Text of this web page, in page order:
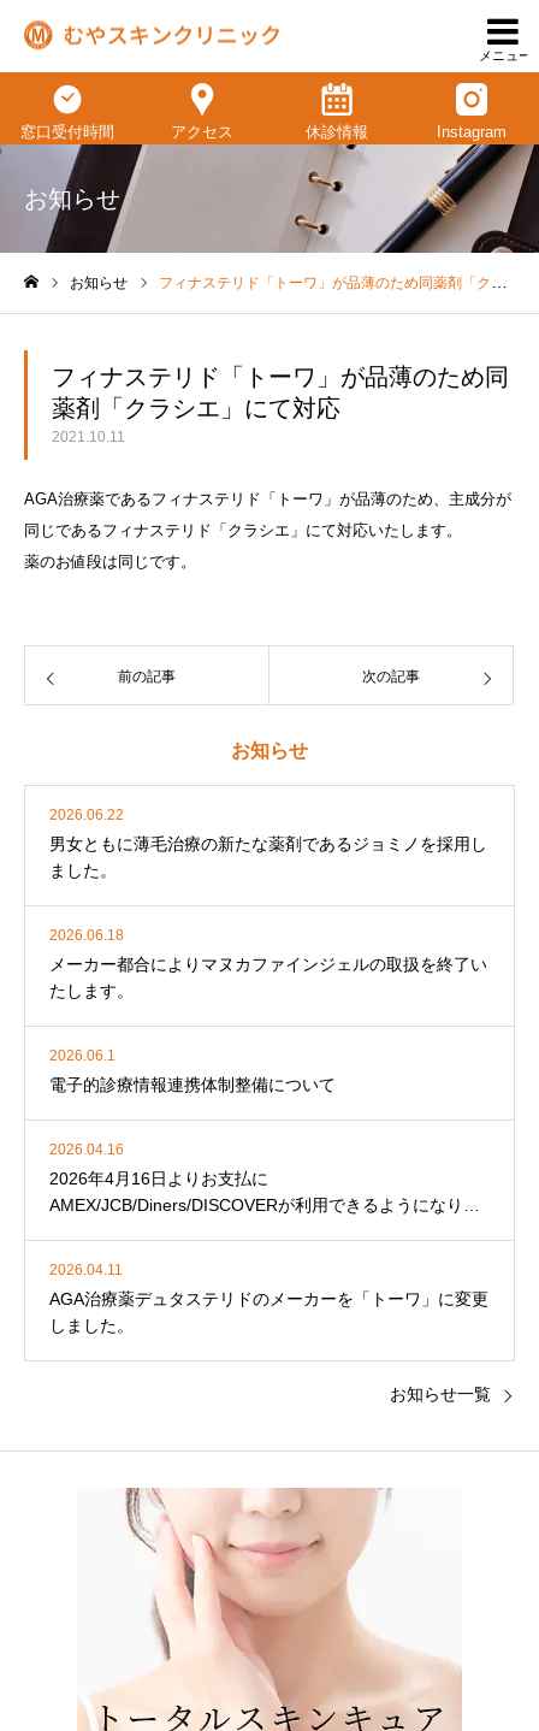
メニュー
窓口受付時間 アクセス 休診情報 Instagram
お知らせ
お知らせ フィナステリド「トーワ」が品薄のため同薬剤「クラシエ」にて対応
フィナステリド「トーワ」が品薄のため同
薬剤「クラシエ」にて対応
2021.10.11
AGA治療薬であるフィナステリド「トーワ」が品薄のため、主成分が
同じであるフィナステリド「クラシエ」にて対応いたします。
薬のお値段は同じです。
前の記事 次の記事
お知らせ
2026.06.22
男女ともに薄毛治療の新たな薬剤であるジョミノを採用し
ました。
2026.06.18
メーカー都合によりマヌカファインジェルの取扱を終了い
たします。
2026.06.1
電子的診療情報連携体制整備について
2026.04.16
2026年4月16日よりお支払に
AMEX/JCB/Diners/DISCOVERが利用できるようになりま
2026.04.11
AGA治療薬デュタステリドのメーカーを「トーワ」に変更
しました。
お知らせ一覧